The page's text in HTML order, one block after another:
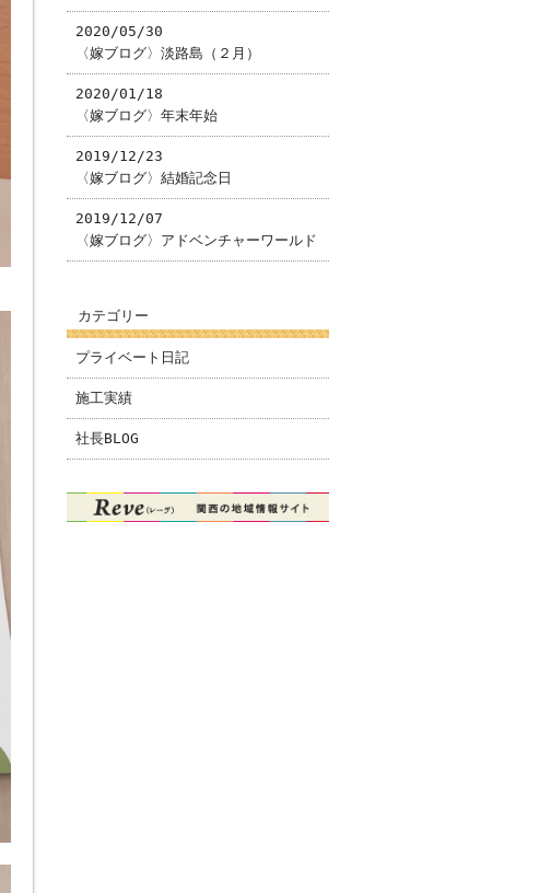
2020/05/30
〈嫁ブログ〉淡路島（２月）
2020/01/18
〈嫁ブログ〉年末年始
2019/12/23
〈嫁ブログ〉結婚記念日
2019/12/07
〈嫁ブログ〉アドベンチャーワールド
カテゴリー
プライベート日記
施工実績
社長BLOG